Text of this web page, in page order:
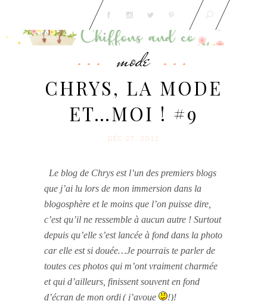
mode
CHRYS, LA MODE
ET…MOI ! #9
DÉC 27. 2012
Le blog de Chrys est l’un des premiers blogs
que j’ai lu lors de mon immersion dans la
blogosphère et le moins que l’on puisse dire,
c’est qu’il ne ressemble à aucun autre ! Surtout
depuis qu’elle s’est lancée à fond dans la photo
car elle est si douée…Je pourrais te parler de
toutes ces photos qui m’ont vraiment charmée
et qui d’ailleurs, finissent souvent en fond
d’écran de mon ordi( j’avoue !)!